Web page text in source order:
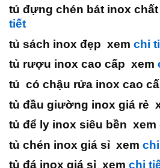
tủ đựng chén bát inox
tiết
tủ sách inox đẹp xem chi
tủ rượu inox cao cấp xem
tủ có chậu rửa inox cao
tủ đầu giường inox giá rẻ
tủ để ly inox siêu bền xem
tủ chén inox giá sỉ xem
tủ đá inox giá sỉ xem chi